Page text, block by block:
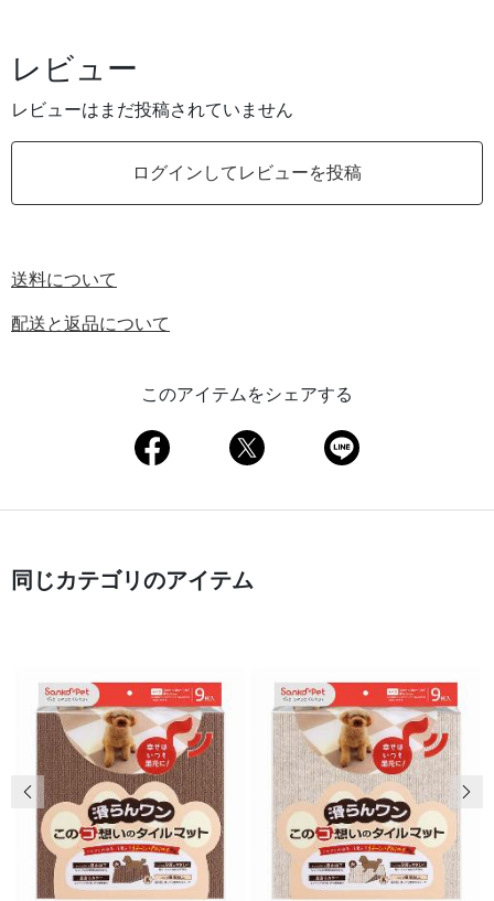
レビュー
レビューはまだ投稿されていません
ログインしてレビューを投稿
送料について
配送と返品について
このアイテムをシェアする
同じカテゴリのアイテム
前の画像 次